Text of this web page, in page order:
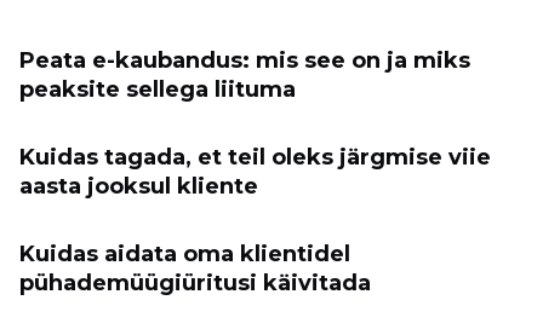
Peata e-kaubandus: mis see on ja miks
peaksite sellega liituma
Kuidas tagada, et teil oleks järgmise viie
aasta jooksul kliente
Kuidas aidata oma klientidel
pühademüügiüritusi käivitada